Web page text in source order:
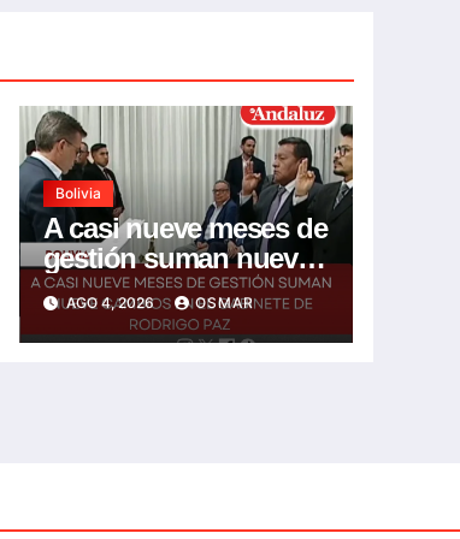
Bolivia
A casi nueve meses de
gestión suman nueve
cambios en el
gabinete de Rodrigo
Paz
AGO 4, 2026 OSMAR